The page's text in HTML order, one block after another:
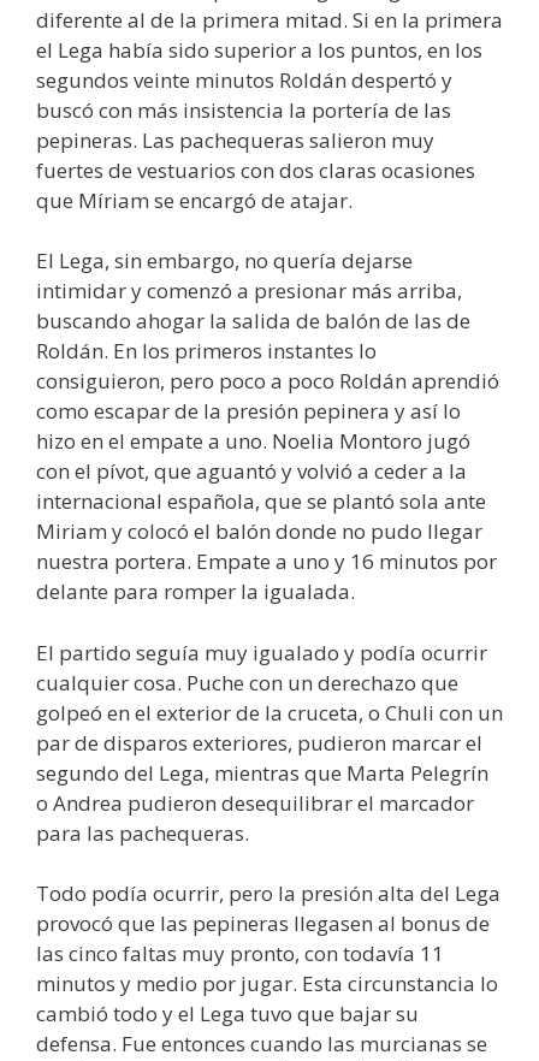
diferente al de la primera mitad. Si en la primera
el Lega había sido superior a los puntos, en los
segundos veinte minutos Roldán despertó y
buscó con más insistencia la portería de las
pepineras. Las pachequeras salieron muy
fuertes de vestuarios con dos claras ocasiones
que Míriam se encargó de atajar.
El Lega, sin embargo, no quería dejarse
intimidar y comenzó a presionar más arriba,
buscando ahogar la salida de balón de las de
Roldán. En los primeros instantes lo
consiguieron, pero poco a poco Roldán aprendió
como escapar de la presión pepinera y así lo
hizo en el empate a uno. Noelia Montoro jugó
con el pívot, que aguantó y volvió a ceder a la
internacional española, que se plantó sola ante
Miriam y colocó el balón donde no pudo llegar
nuestra portera. Empate a uno y 16 minutos por
delante para romper la igualada.
El partido seguía muy igualado y podía ocurrir
cualquier cosa. Puche con un derechazo que
golpeó en el exterior de la cruceta, o Chuli con un
par de disparos exteriores, pudieron marcar el
segundo del Lega, mientras que Marta Pelegrín
o Andrea pudieron desequilibrar el marcador
para las pachequeras.
Todo podía ocurrir, pero la presión alta del Lega
provocó que las pepineras llegasen al bonus de
las cinco faltas muy pronto, con todavía 11
minutos y medio por jugar. Esta circunstancia lo
cambió todo y el Lega tuvo que bajar su
defensa. Fue entonces cuando las murcianas se